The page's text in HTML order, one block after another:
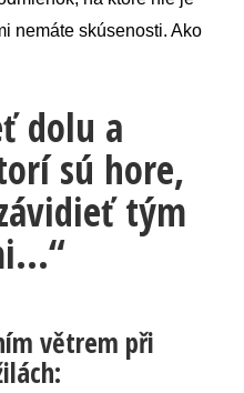
nemáte skúsenosti. Ako
dolu a
sú hore,
tým
větrem při